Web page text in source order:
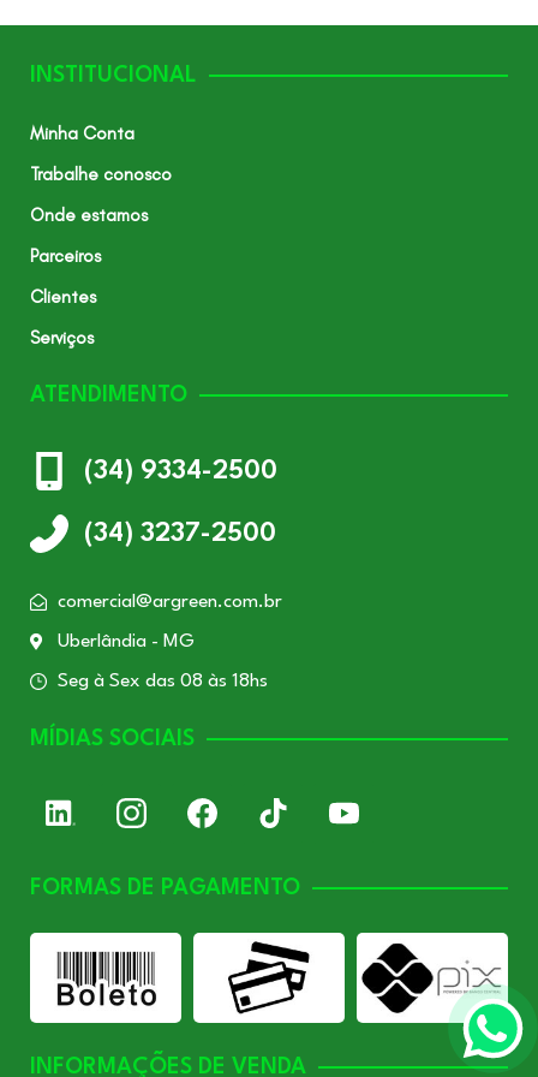
INSTITUCIONAL
Minha Conta
Trabalhe conosco
Onde estamos
Parceiros
Clientes
Serviços
ATENDIMENTO
(34) 9334-2500
(34) 3237-2500
comercial@argreen.com.br
Uberlândia - MG
Seg à Sex das 08 às 18hs
MÍDIAS SOCIAIS
FORMAS DE PAGAMENTO
INFORMAÇÕES DE VENDA